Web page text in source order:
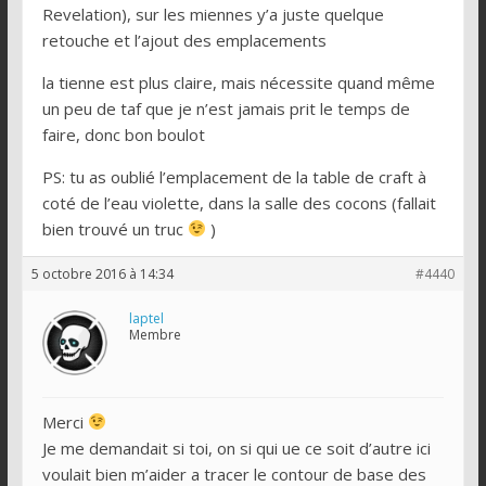
Revelation), sur les miennes y’a juste quelque
retouche et l’ajout des emplacements
la tienne est plus claire, mais nécessite quand même
un peu de taf que je n’est jamais prit le temps de
faire, donc bon boulot
PS: tu as oublié l’emplacement de la table de craft à
coté de l’eau violette, dans la salle des cocons (fallait
bien trouvé un truc
)
5 octobre 2016 à 14:34 #4440
laptel
Membre
Merci
Je me demandait si toi, on si qui ue ce soit d’autre ici
voulait bien m’aider a tracer le contour de base des